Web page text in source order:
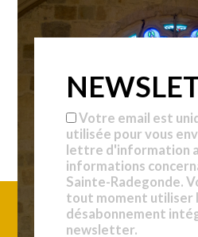
Votre email est
utilisée pour vous
lettre d'information
informations
Sainte-Radegonde.
tout moment utiliser
désabonnement
newsletter.